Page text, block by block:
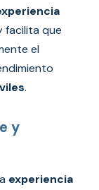
facilita que
el
.
y
experiencia